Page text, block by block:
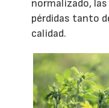
normalizado,
pérdidas tanto
calidad.